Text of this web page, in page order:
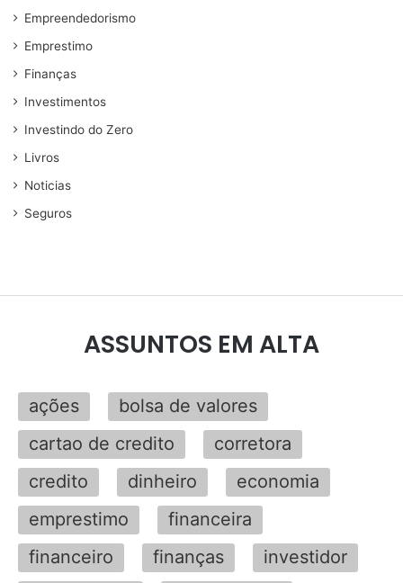
Empreendedorismo
Emprestimo
Finanças
Investimentos
Investindo do Zero
Livros
Noticias
Seguros
ASSUNTOS EM ALTA
ações
bolsa de valores
cartao de credito
corretora
credito
dinheiro
economia
emprestimo
financeira
financeiro
finanças
investidor